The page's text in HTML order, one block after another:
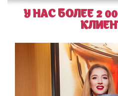
У НАС БОЛЕЕ 2